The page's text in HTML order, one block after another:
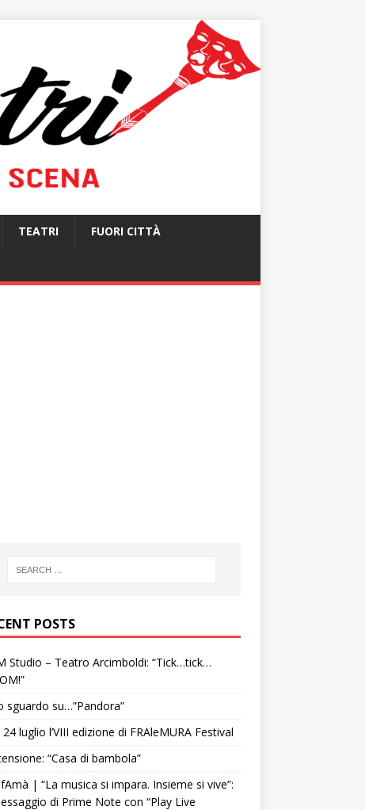
TEATRI FUORI CITTÀ
POSTS
Studio – Teatro Arcimboldi: “Tick…tick…
sguardo su…”Pandora”
24 luglio l’VIII edizione di FRAleMURA Festival
“Casa di bambola”
| “La musica si impara. Insieme si vive”:
di Prime Note con “Play Live